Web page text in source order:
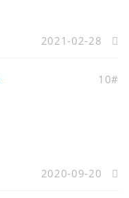
2021-02-28
10#
2020-09-20